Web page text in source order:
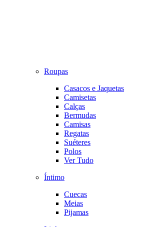
Roupas
Casacos e Jaquetas
Camisetas
Calças
Bermudas
Camisas
Regatas
Suéteres
Polos
Ver Tudo
Íntimo
Cuecas
Meias
Pijamas